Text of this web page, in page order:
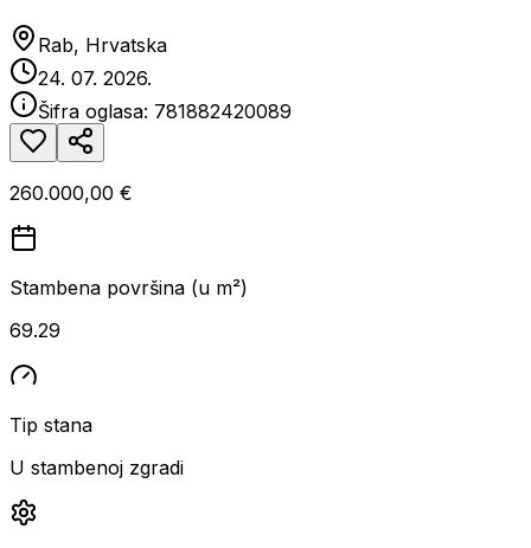
Rab, Hrvatska
24. 07. 2026.
Šifra oglasa: 781882420089
260.000,00 €
Stambena površina (u m²)
69.29
Tip stana
U stambenoj zgradi